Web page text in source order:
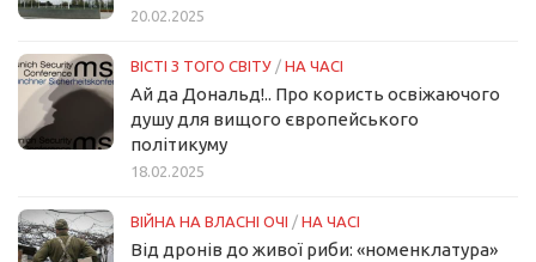
20.02.2025
ВІСТІ З ТОГО СВІТУ / НА ЧАСІ
Ай да Дональд!.. Про користь освіжаючого
душу для вищого європейського
політикуму
18.02.2025
ВІЙНА НА ВЛАСНІ ОЧІ / НА ЧАСІ
Від дронів до живої риби: «номенклатура»